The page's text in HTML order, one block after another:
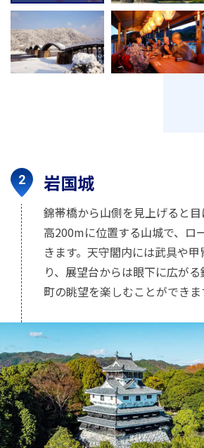
岩国城
錦帯橋から山側を見上げると
高200mに位置する山城で、ロ
きます。天守閣内には武具や
り、展望台からは眼下に広が
町の眺望を楽しむことができま